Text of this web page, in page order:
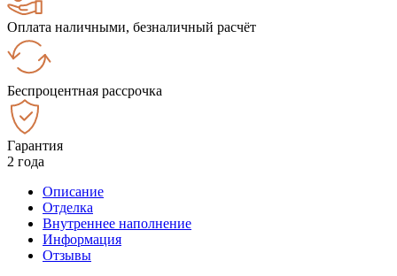
Оплата наличными, безналичный расчёт
Беспроцентная рассрочка
Гарантия
2 года
Описание
Отделка
Внутреннее наполнение
Информация
Отзывы